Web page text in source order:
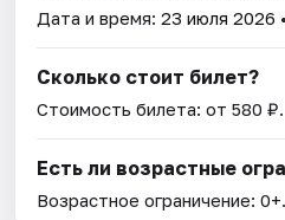
Дата и время:23 июля 2026
Сколько стоит билет?
Стоимость билета: от 580 ₽.
Есть ли возрастные
Возрастное ограничение: 0+.